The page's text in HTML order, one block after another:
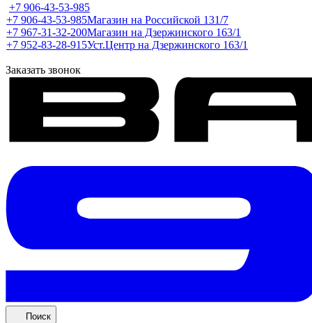
+7 906-43-53-985
+7 906-43-53-985Магазин на Российской 131/7
+7 967-31-32-200Магазин на Дзержинского 163/1
+7 952-83-28-915Уст.Центр на Дзержинского 163/1
Заказать звонок
Поиск